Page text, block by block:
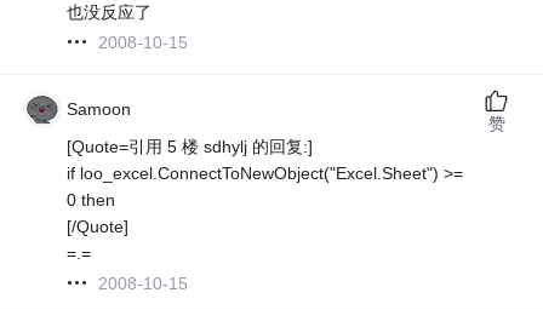
也没反应了
2008-10-15
Samoon
[Quote=引用 5 楼 sdhylj 的回复:]
if loo_excel.ConnectToNewObject("Excel.Sheet") >=
0 then
[/Quote]
=.=
2008-10-15
赞